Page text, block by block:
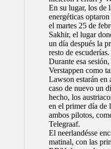
En su lugar, los de
energéticas
el martes 25 de
Sakhir, el lugar
un día después la
resto de escuderías.
Durante esa
Verstappen como
Lawson estarán en
caso de nuevo un
hecho, los
en el primer día de
ambos pilotos,
Telegraaf.
El neerlandésse
matinal, con las